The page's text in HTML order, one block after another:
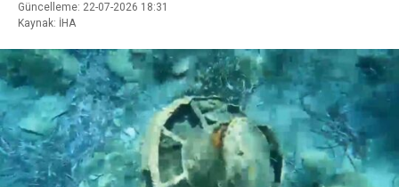
Güncelleme: 22-07-2026 18:31
Kaynak: İHA